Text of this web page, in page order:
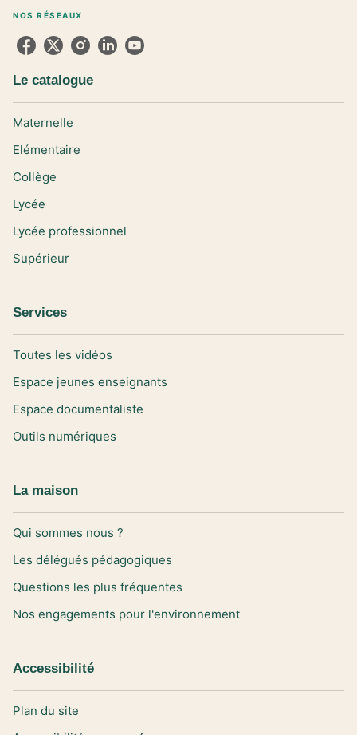
NOS RÉSEAUX
Le catalogue
Maternelle
Elémentaire
Collège
Lycée
Lycée professionnel
Supérieur
Services
Toutes les vidéos
Espace jeunes enseignants
Espace documentaliste
Outils numériques
La maison
Qui sommes nous ?
Les délégués pédagogiques
Questions les plus fréquentes
Nos engagements pour l'environnement
Accessibilité
Plan du site